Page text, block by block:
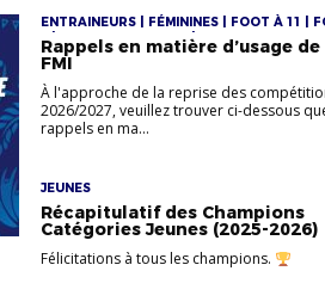
ENTRAINEURS | FÉMININES | FOOT À 11 |
8 | FOOT ENTREPRISE | JEUNES
Rappels en matière d’usage de
FMI
À l'approche de la reprise des
2026/2027, veuillez trouver ci-dessous
rappels en ma...
JEUNES
Récapitulatif des Champions
Catégories Jeunes (2025‑2026)
Félicitations à tous les champions.